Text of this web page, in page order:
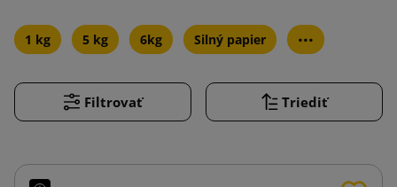
1 kg 5 kg 6kg Silný papier ...
Filtrovať Triediť